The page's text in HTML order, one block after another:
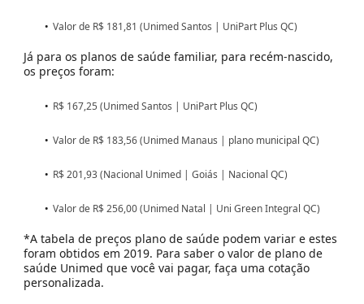
Valor de R$ 181,81 (Unimed Santos | UniPartPlus QC)
Já para os planos de saúde familiar, para recém-nascido,
os preços foram:
R$ 167,25 (Unimed Santos | UniPartPlus QC)
Valor de R$ 183,56 (Unimed Manaus | plano municipal QC)
R$ 201,93 (Nacional Unimed | Goiás | Nacional QC)
Valor de R$ 256,00 (Unimed Natal | Uni Green Integral QC)
*A tabela de preços plano de saúde podem variar e estes
foram obtidos em 2019. Para saber o valor de plano de
saúde Unimed que você vai pagar, faça uma cotação
personalizada.